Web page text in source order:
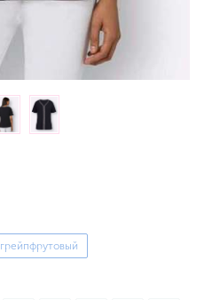
грейпфрутовый